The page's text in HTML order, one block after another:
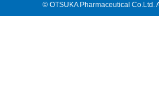
© OTSUKA Pharmaceutical Co.Ltd.